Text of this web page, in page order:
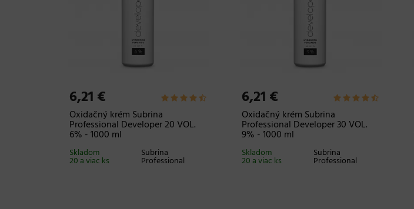
6,21 €
Oxidačný krém Subrina
Professional Developer 20 VOL.
6% - 1000 ml
Subrina
Professional
Skladom
20 a viac ks
6,21 €
Oxidačný krém Subrina
Professional Developer 30 VOL.
9% - 1000 ml
Subrina
Professional
Skladom
20 a viac ks